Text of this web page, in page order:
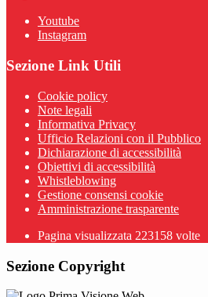
Youtube
Instagram
Sezione Link Utili
Cookie policy
Note legali
Informativa Privacy
Ufficio Relazioni con il Pubblico
Dichiarazione di accessibilità
Obiettivi di accessibilità
Whistleblowing
Gestione consensi cookie
Amministrazione trasparente
Pagina visualizzata 223158 volte
Sezione Copyright